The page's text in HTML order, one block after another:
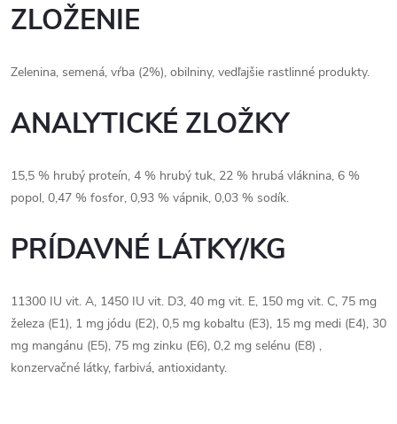
ZLOŽENIE
Zelenina, semená, vŕba (2%), obilniny, vedľajšie rastlinné produkty.
ANALYTICKÉ ZLOŽKY
15,5 % hrubý proteín, 4 % hrubý tuk, 22 % hrubá vláknina, 6 %
popol, 0,47 % fosfor, 0,93 % vápnik, 0,03 % sodík.
PRÍDAVNÉ LÁTKY/KG
11300 IU vit. A, 1450 IU vit. D3, 40 mg vit. E, 150 mg vit. C, 75 mg
železa (E1), 1 mg jódu (E2), 0,5 mg kobaltu (E3), 15 mg medi (E4), 30
mg mangánu (E5), 75 mg zinku (E6), 0,2 mg selénu (E8) ,
konzervačné látky, farbivá, antioxidanty.